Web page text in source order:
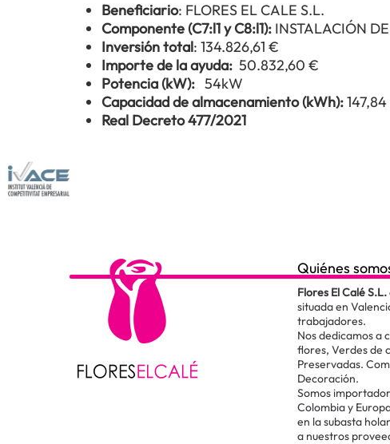
Beneficiario: FLORES EL CALE S.L.
Componente (C7:l1 y C8:l1): INSTALACIÓN
Inversión total: 134.826,61 €
Importe de la ayuda: 50.832,60 €
Potencia (kW): 54kW
Capacidad de almacenamiento (kWh):
Real Decreto 477/2021
Quiénes
Flores El Calé S.L.
situada en
trabajadores.
Nos dedicamos a
flores, Verdes de
Preservadas.
Decoración.
Somos
Colombia y
en la subasta
a nuestros